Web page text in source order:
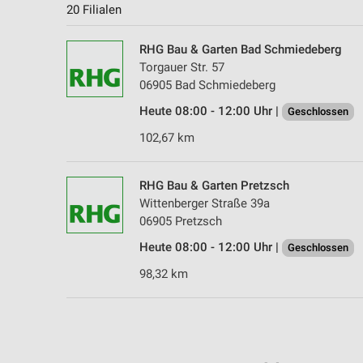
20 Filialen
RHG Bau & Garten Bad Schmiedeberg
Torgauer Str. 57
06905 Bad Schmiedeberg
Heute 08:00 - 12:00 Uhr |
Geschlossen
102,67 km
RHG Bau & Garten Pretzsch
Wittenberger Straße 39a
06905 Pretzsch
Heute 08:00 - 12:00 Uhr |
Geschlossen
98,32 km